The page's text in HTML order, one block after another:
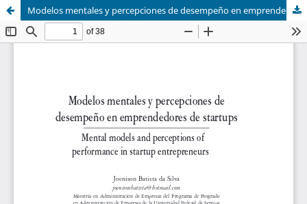
Modelos mentales y percepciones de desempeño en emprendedores de startups